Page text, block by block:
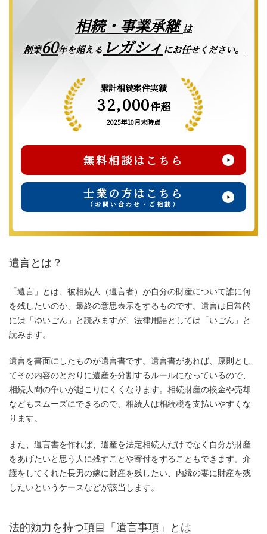
相続・事業承継は
創業60年を超える レガシィ にお任せください。
累計相続案件実績
32,000件超
2025年10月末時点
無料相談はこちら
士業の方はこちら
（お問い合わせ・ご相談）
遺言とは？
「遺言」とは、被相続人（遺言者）が自分の財産について誰に何
を残したいのか、最終の意思表示をするものです。遺言は日常的
には「ゆいごん」と読みますが、法律用語としては「いごん」と
読みます。
遺言を書面にしたものが遺言書です。遺言書があれば、原則とし
てその内容のとおりに遺産を分割するルールになっているので、
相続人間の争いが起こりにくくなります。相続財産の換金や売却
などもスムーズにできるので、相続人は相続税を支払いやすくな
ります。
また、遺言書を作れば、遺産を法定相続人だけでなく自分が財産
をあげたいと思う人に残すことや寄付をすることもできます。介
護をしてくれた長男の嫁に財産を残したい、内縁の妻に財産を残
したいというケースなどが該当します。
法的効力を持つ項目「遺言事項」とは